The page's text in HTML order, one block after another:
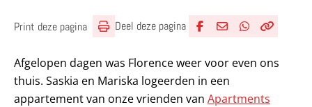
Print deze pagina Deel deze pagina
Afgelopen dagen was Florence weer voor even ons
thuis. Saskia en Mariska logeerden in een
appartement van onze vrienden van Apartments